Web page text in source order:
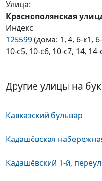
Улица:
Краснополянская
Индекс:
125599(дома: 1, 4, 6-к1,
10-с5, 10-с6, 10-с7, 14, 14-
Другие улицы на
Кавказский бульвар
Кадашёвская
Кадашёвский 1-й,